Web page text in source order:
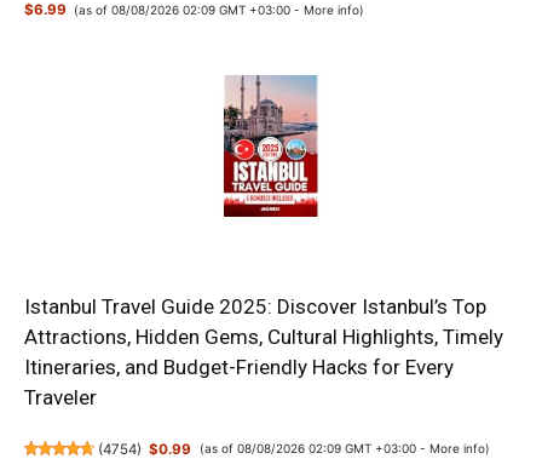
$6.99 (as of 08/08/2026 02:09 GMT +03:00 -More info)
Istanbul Travel Guide 2025: Discover Istanbul’s Top
Attractions, Hidden Gems, Cultural Highlights, Timely
Itineraries, and Budget-Friendly Hacks for Every
Traveler
(4754) $0.99 (as of 08/08/2026 02:09 GMT +03:00 - More info)